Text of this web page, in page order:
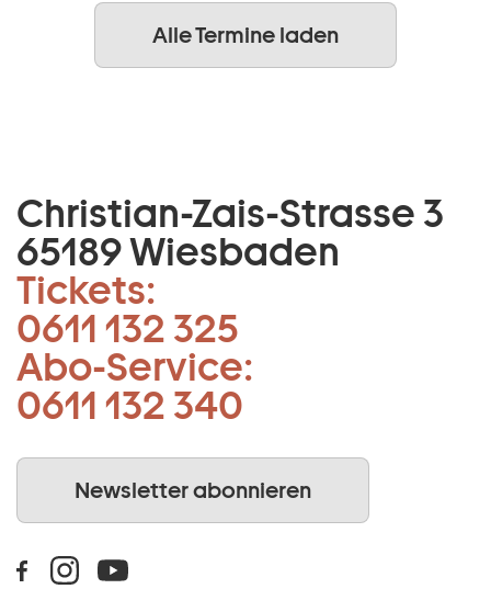
Alle Termine laden
Christian-Zais-Strasse 3
65189 Wiesbaden
Tickets:
0611 132 325
Abo-Service:
0611 132 340
Newsletter abonnieren